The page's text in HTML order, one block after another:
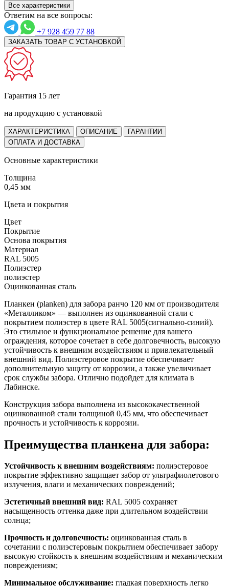
Все характеристики
Ответим на все вопросы:
+7 928 459 77 88
ЗАКАЗАТЬ ТОВАР С УСТАНОВКОЙ
Гарантия 15 лет
на продукцию с установкой
ХАРАКТЕРИСТИКА ОПИСАНИЕ
ГАРАНТИИ
ОПЛАТА И ДОСТАВКА
Основные характеристики
Толщина
0,45 мм
Цвета и покрытия
Цвет
Покрытие
Основа покрытия
Материал
RAL 5005
Полиэстер
полиэстер
Оцинкованная сталь
Планкен (planken) для забора ранчо 120 мм от производителя
«Металликом» — выполнен из оцинкованной стали с
покрытием полиэстер в цвете RAL 5005(сигнально-синий).
Это стильное и функциональное решение для вашего
ограждения, которое сочетает в себе долговечность, высокую
устойчивость к внешним воздействиям и привлекательный
внешний вид. Полиэстеровое покрытие обеспечивает
дополнительную защиту от коррозии, а также увеличивает
срок службы забора. Отлично подойдет для климата в
Лабинске.
Конструкция забора выполнена из высококачественной
оцинкованной стали толщиной 0,45 мм, что обеспечивает
прочность и устойчивость к коррозии.
Преимущества планкена для забора:
Устойчивость к внешним воздействиям: полиэстеровое
покрытие эффективно защищает забор от ультрафиолетового
излучения, влаги и механических повреждений;
Эстетичный внешний вид: RAL 5005 сохраняет
насыщенность оттенка даже при длительном воздействии
солнца;
Прочность и долговечность: оцинкованная сталь в
сочетании с полиэстеровым покрытием обеспечивает забору
высокую стойкость к внешним воздействиям и механическим
повреждениям;
Минимальное обслуживание: гладкая поверхность легко